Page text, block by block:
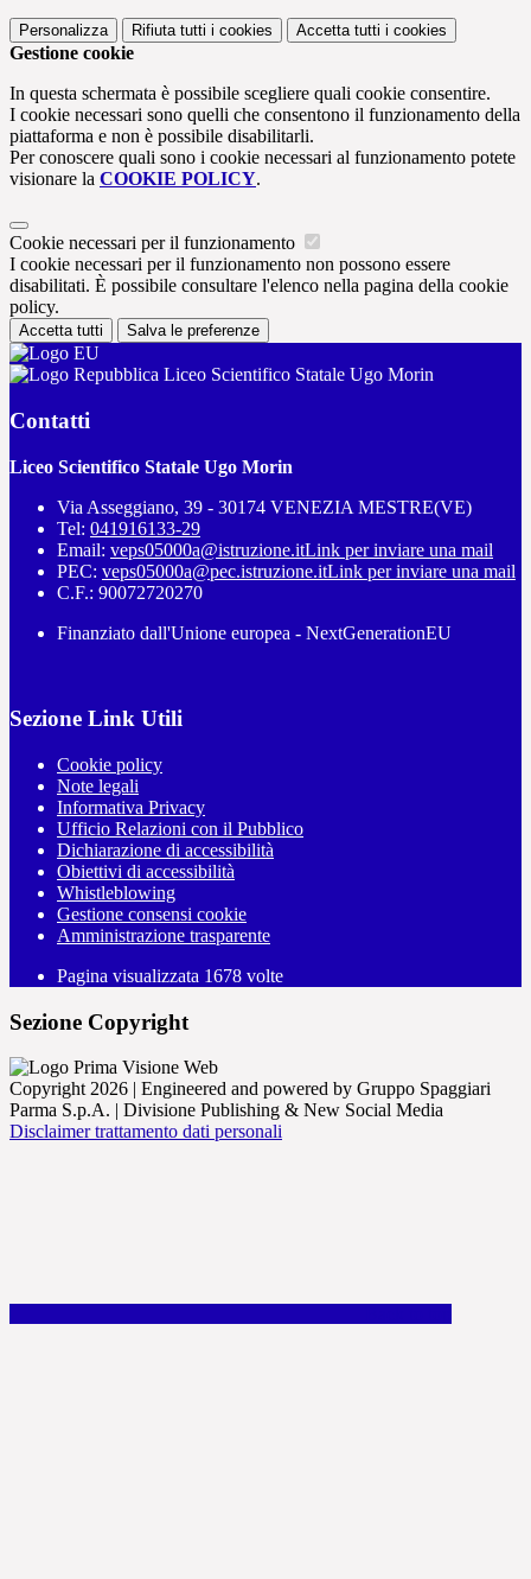
Personalizza Rifiuta tutti i cookies Accetta tutti i cookies
Gestione cookie
In questa schermata è possibile scegliere quali cookie consentire.
I cookie necessari sono quelli che consentono il funzionamento della
piattaforma e non è possibile disabilitarli.
Per conoscere quali sono i cookie necessari al funzionamento potete
visionare la COOKIE POLICY.
Cookie necessari per il funzionamento
I cookie necessari per il funzionamento non possono essere
disabilitati. È possibile consultare l'elenco nella pagina della cookie
policy.
Accetta tutti Salva le preferenze
Liceo Scientifico Statale Ugo Morin
Contatti
Liceo Scientifico Statale Ugo Morin
Via Asseggiano, 39 - 30174 VENEZIA MESTRE(VE)
Tel: 041916133-29
Email: veps05000a@istruzione.itLink per inviare una mail
PEC: veps05000a@pec.istruzione.itLink per inviare una mail
C.F.: 90072720270
Finanziato dall'Unione europea - NextGenerationEU
Sezione Link Utili
Cookie policy
Note legali
Informativa Privacy
Ufficio Relazioni con il Pubblico
Dichiarazione di accessibilità
Obiettivi di accessibilità
Whistleblowing
Gestione consensi cookie
Amministrazione trasparente
Pagina visualizzata 1678 volte
Sezione Copyright
Copyright 2026 | Engineered and powered by Gruppo Spaggiari
Parma S.p.A. | Divisione Publishing & New Social Media
Disclaimer trattamento dati personali